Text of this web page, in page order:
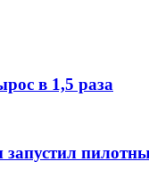
в 1,5 раза